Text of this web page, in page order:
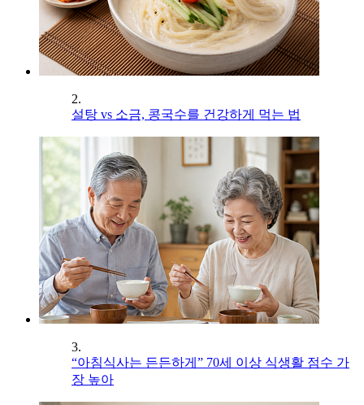
2.
설탕 vs 소금, 콩국수를 건강하게 먹는 법
3.
“아침식사는 든든하게” 70세 이상 식생활 점수 가
장 높아